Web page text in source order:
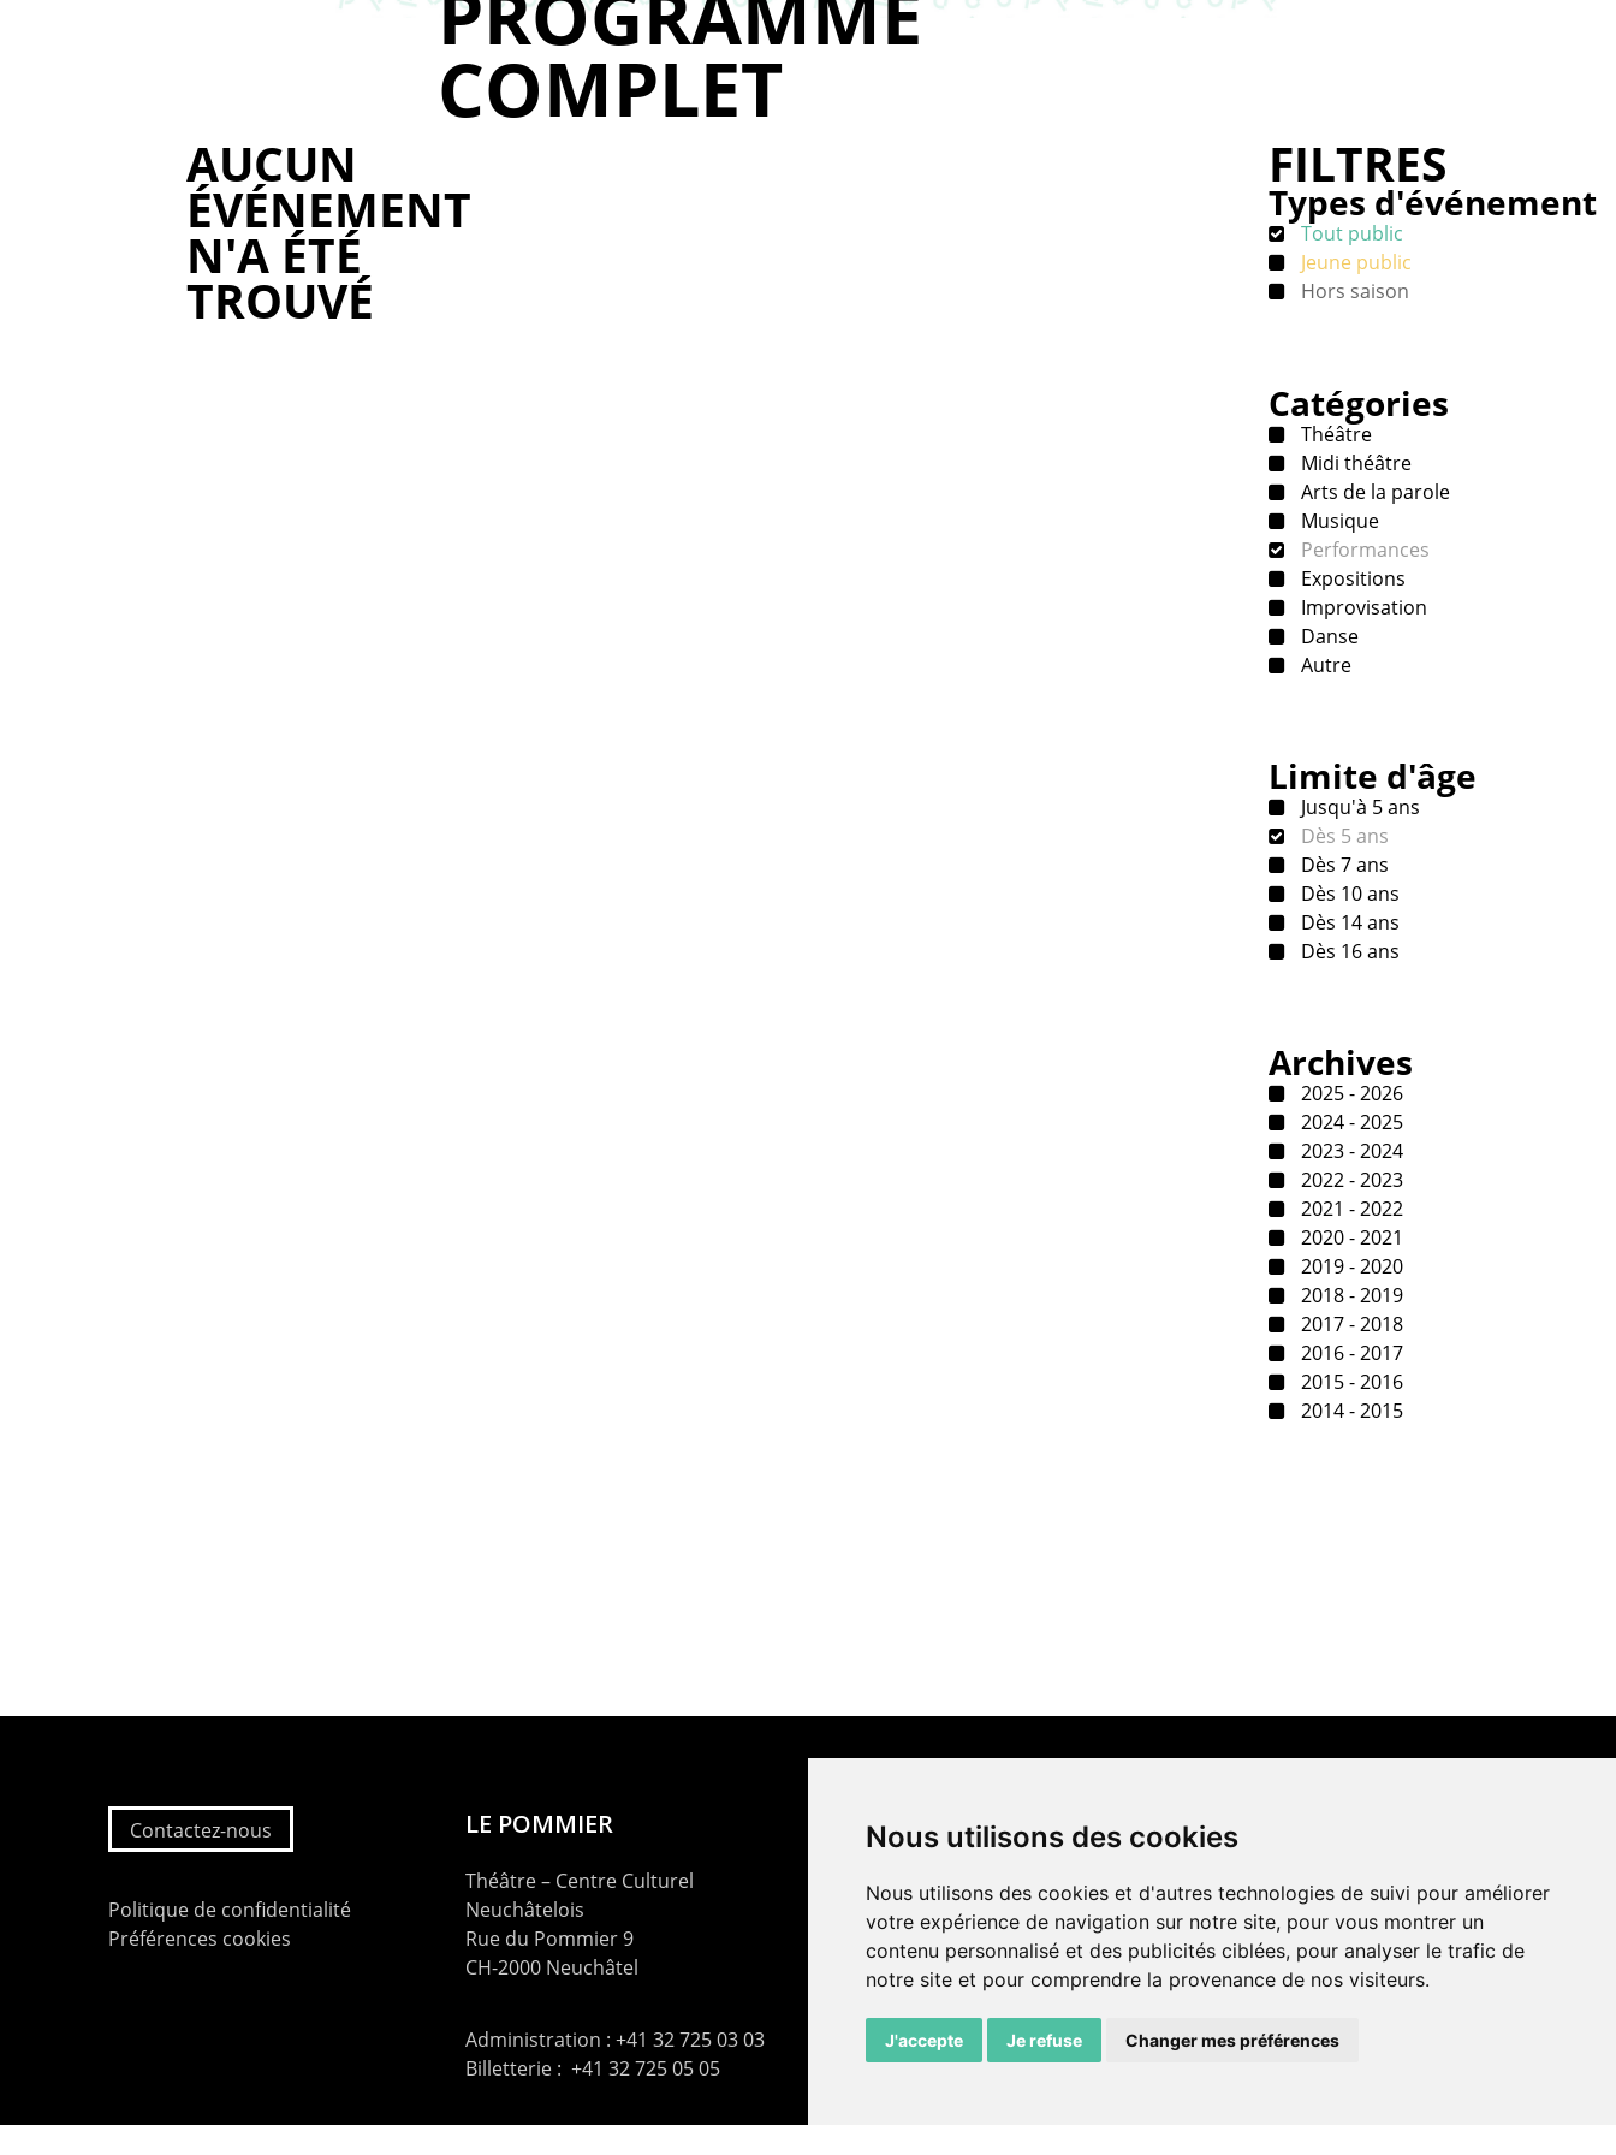
Nous utilisons des cookies
Nous utilisons des cookies et d'autres technologies de suivi pour améliorer
votre expérience de navigation sur notre site, pour vous montrer un
contenu personnalisé et des publicités ciblées, pour analyser le trafic de
notre site et pour comprendre la provenance de nos visiteurs.
J'accepte Je refuse Changer mes préférences
COMPLET
AUCUN
ÉVÉNEMENT
N'A ÉTÉ
TROUVÉ
FILTRES
Types d'événement
Tout public
Jeune public
Hors saison
Catégories
Théâtre
Midi théâtre
Arts de la parole
Musique
Performances
Expositions
Improvisation
Danse
Autre
Limite d'âge
Jusqu'à 5 ans
Dès 5 ans
Dès 7 ans
Dès 10 ans
Dès 14 ans
Dès 16 ans
Archives
2025 - 2026
2024 - 2025
2023 - 2024
2022 - 2023
2021 - 2022
2020 - 2021
2019 - 2020
2018 - 2019
2017 - 2018
2016 - 2017
2015 - 2016
2014 - 2015
Contactez-nous
Politique de confidentialité
Préférences cookies
LE POMMIER
Théâtre – Centre Culturel
Neuchâtelois
Rue du Pommier 9
CH-2000 Neuchâtel
Administration : +41 32 725 03 03
Billetterie : +41 32 725 05 05
LIENS AMIS
Centre de culture ABC
ADN – Association Danse Neuchâtel